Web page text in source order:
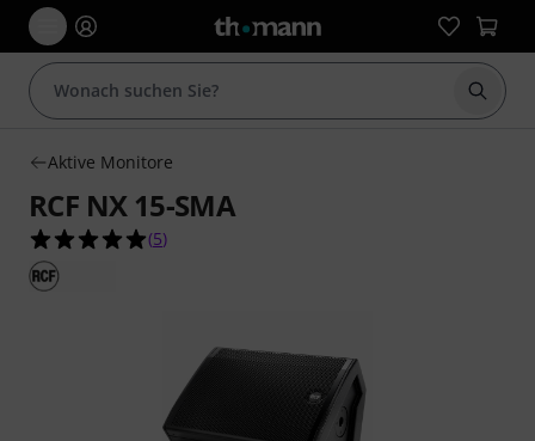
Suche
Aktive Monitore
RCF NX 15-SMA
5.0 von 5 Sternen aus 5 Kundenbewertungen
(5)